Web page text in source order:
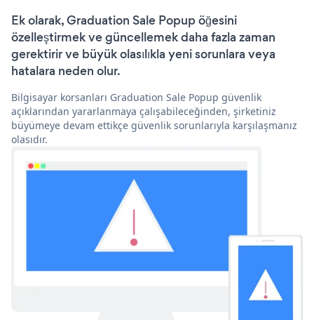
Ek olarak, Graduation Sale Popup öğesini
özelleştirmek ve güncellemek daha fazla zaman
gerektirir ve büyük olasılıkla yeni sorunlara veya
hatalara neden olur.
Bilgisayar korsanları Graduation Sale Popup güvenlik
açıklarından yararlanmaya çalışabileceğinden, şirketiniz
büyümeye devam ettikçe güvenlik sorunlarıyla karşılaşmanız
olasıdır.